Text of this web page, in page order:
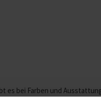
es bei Farben und
Smart Home, individuelle